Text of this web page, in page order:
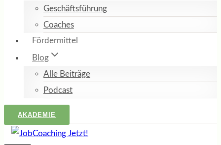
Geschäftsführung
Coaches
Fördermittel
Blog
Alle Beiträge
Podcast
AKADEMIE